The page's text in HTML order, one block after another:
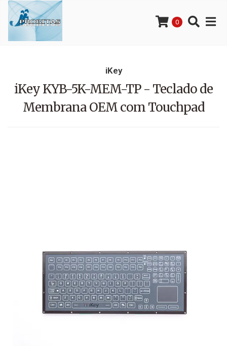
0
iKey
iKey KYB-5K-MEM-TP - Teclado de
Membrana OEM com Touchpad